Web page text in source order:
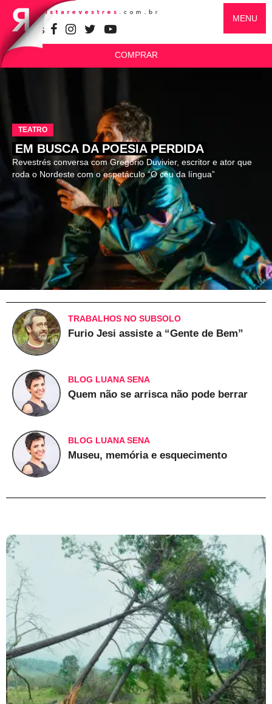
SIGA-NOS
MENU
COMPRAR
TEATRO
EM BUSCA DA POESIA PERDIDA
Revestrés conversa com Gregório Duvivier, escritor e ator que
roda o Nordeste com o espetáculo “O céu da língua”
TRABALHOS NO SUBSOLO
Furio Jesi assiste a “Gente de Bem”
BLOG LUANA SENA
Quem não se arrisca não pode berrar
BLOG LUANA SENA
Museu, memória e esquecimento